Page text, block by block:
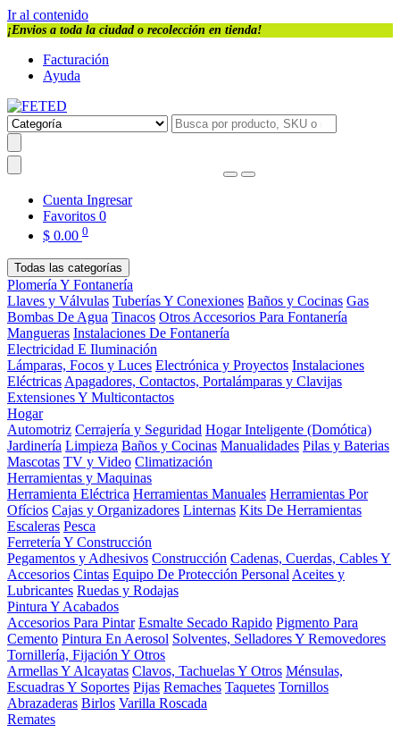
Ir al contenido
¡Envios a toda la ciudad o recolección en tienda!
Facturación
Ayuda
Cuenta Ingresar
Favoritos 0
$ 0.00 0
Todas las categorías
Plomería Y Fontanería
Llaves y Válvulas Tuberías Y Conexiones Baños y Cocinas Gas
Bombas De Agua Tinacos Otros Accesorios Para Fontanería
Mangueras Instalaciones De Fontanería
Electricidad E Iluminación
Lámparas, Focos y Luces Electrónica y Proyectos Instalaciones
Eléctricas Apagadores, Contactos, Portalámparas y Clavijas
Extensiones Y Multicontactos
Hogar
Automotriz Cerrajería y Seguridad Hogar Inteligente (Domótica)
Jardinería Limpieza Baños y Cocinas Manualidades Pilas y Baterias
Mascotas TV y Video Climatización
Herramientas y Maquinas
Herramienta Eléctrica Herramientas Manuales Herramientas Por
Ofícios Cajas y Organizadores Linternas Kits De Herramientas
Escaleras Pesca
Ferretería Y Construcción
Pegamentos y Adhesivos Construcción Cadenas, Cuerdas, Cables Y
Accesorios Cintas Equipo De Protección Personal Aceites y
Lubricantes Ruedas y Rodajas
Pintura Y Acabados
Accesorios Para Pintar Esmalte Secado Rapido Pigmento Para
Cemento Pintura En Aerosol Solventes, Selladores Y Removedores
Tornillería, Fijación Y Otros
Armellas Y Alcayatas Clavos, Tachuelas Y Otros Ménsulas,
Escuadras Y Soportes Pijas Remaches Taquetes Tornillos
Abrazaderas Birlos Varilla Roscada
Remates